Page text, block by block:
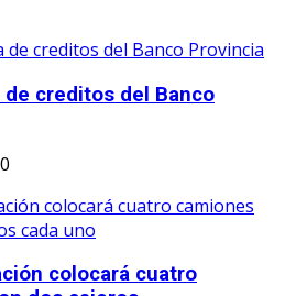
de creditos del Banco
0
colocará cuatro